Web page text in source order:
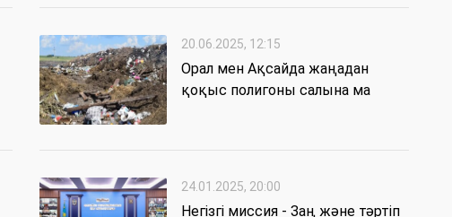
20.06.2025, 12:15
Орал мен Ақсайда жаңадан
қоқыс полигоны салына ма
24.01.2025, 20:00
Негізгі миссия - Заң және тәртіп